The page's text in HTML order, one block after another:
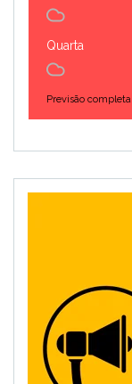
Quarta
Previsão completa